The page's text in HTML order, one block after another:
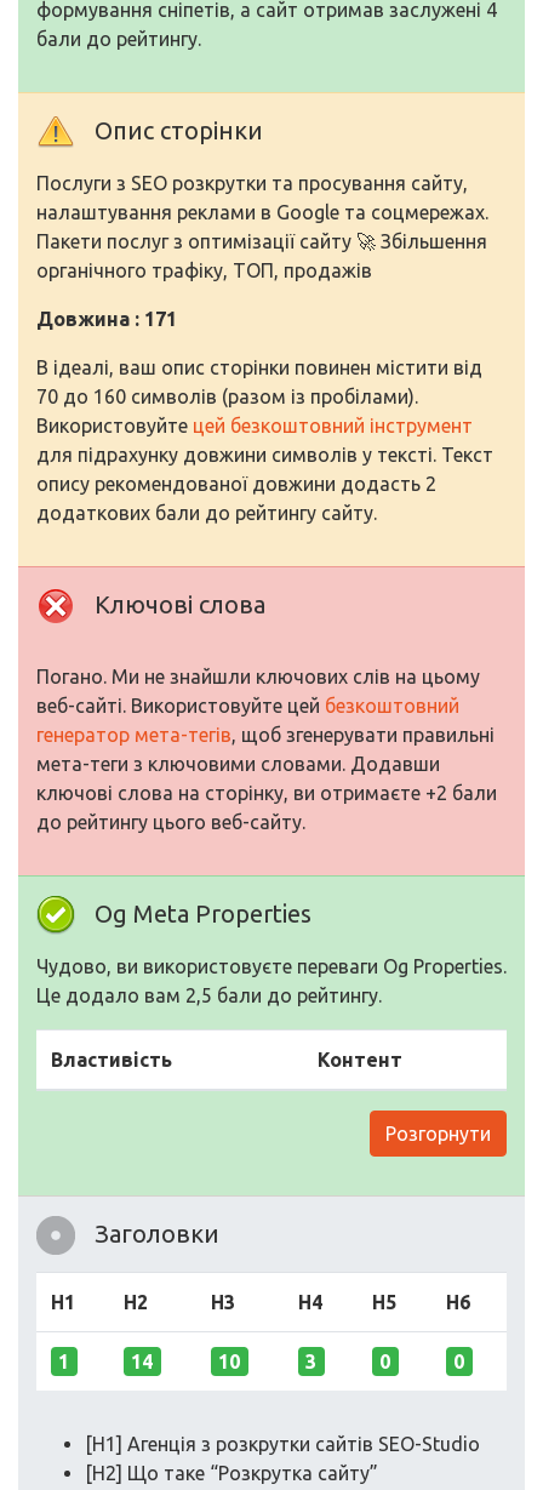
формування сніпетів, а сайт отримав заслужені 4
бали до рейтингу.
Опис сторінки
Послуги з SEO розкрутки та просування сайту,
налаштування реклами в Google та соцмережах.
Пакети послуг з оптимізації сайту 🚀 Збільшення
органічного трафіку, ТОП, продажів
Довжина : 171
В ідеалі, ваш опис сторінки повинен містити від
70 до 160 символів (разом із пробілами).
Використовуйте цей безкоштовний інструмент
для підрахунку довжини символів у тексті. Текст
опису рекомендованої довжини додасть 2
додаткових бали до рейтингу сайту.
Ключові слова
Погано. Ми не знайшли ключових слів на цьому
веб-сайті. Використовуйте цей безкоштовний
генератор мета-тегів, щоб згенерувати правильні
мета-теги з ключовими словами. Додавши
ключові слова на сторінку, ви отримаєте +2 бали
до рейтингу цього веб-сайту.
Og Meta Properties
Чудово, ви використовуєте переваги Og Properties.
Це додало вам 2,5 бали до рейтингу.
Властивість Контент
Розгорнути
Заголовки
H1 H2 H3 H4 H5 H6
1 14 10 3 0 0
[H1] Агенція з розкрутки сайтів SEO-Studio
[H2] Що таке “Розкрутка сайту”